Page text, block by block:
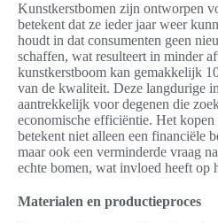
Kunstkerstbomen zijn ontworpen
betekent dat ze ieder jaar weer
houdt in dat consumenten geen
schaffen, wat resulteert in minder
kunstkerstboom kan gemakkelijk
van de kwaliteit. Deze langdurige
aantrekkelijk voor degenen die
economische efficiëntie. Het
betekent niet alleen een financiële
maar ook een verminderde vraag
echte bomen, wat invloed heeft op
Materialen en productieproces